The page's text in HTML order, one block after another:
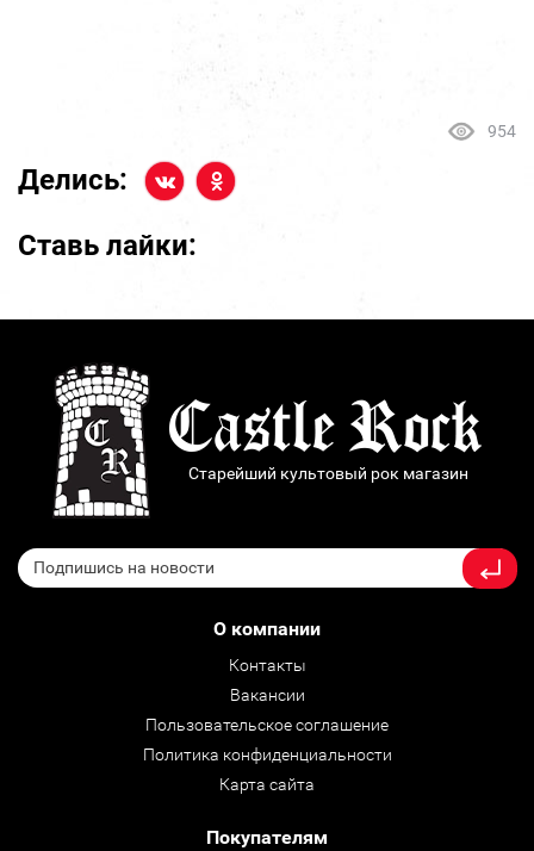
954
Делись:
Ставь лайки:
Старейший культовый рок магазин
О компании
Контакты
Вакансии
Пользовательское соглашение
Политика конфиденциальности
Карта сайта
Покупателям